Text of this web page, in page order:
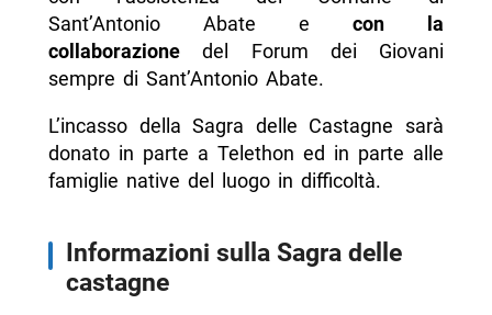
Sant’Antonio Abate econ la
collaborazionedel Forum dei Giovani
sempre di Sant’Antonio Abate.
L’incasso della Sagra delle Castagne sarà
donato in parte a Telethon ed in parte alle
famiglie native del luogo in difficoltà.
Informazioni sulla Sagra delle
castagne